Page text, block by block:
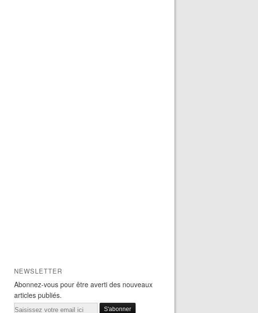
NEWSLETTER
Abonnez-vous pour être averti des nouveaux
articles publiés.
Email